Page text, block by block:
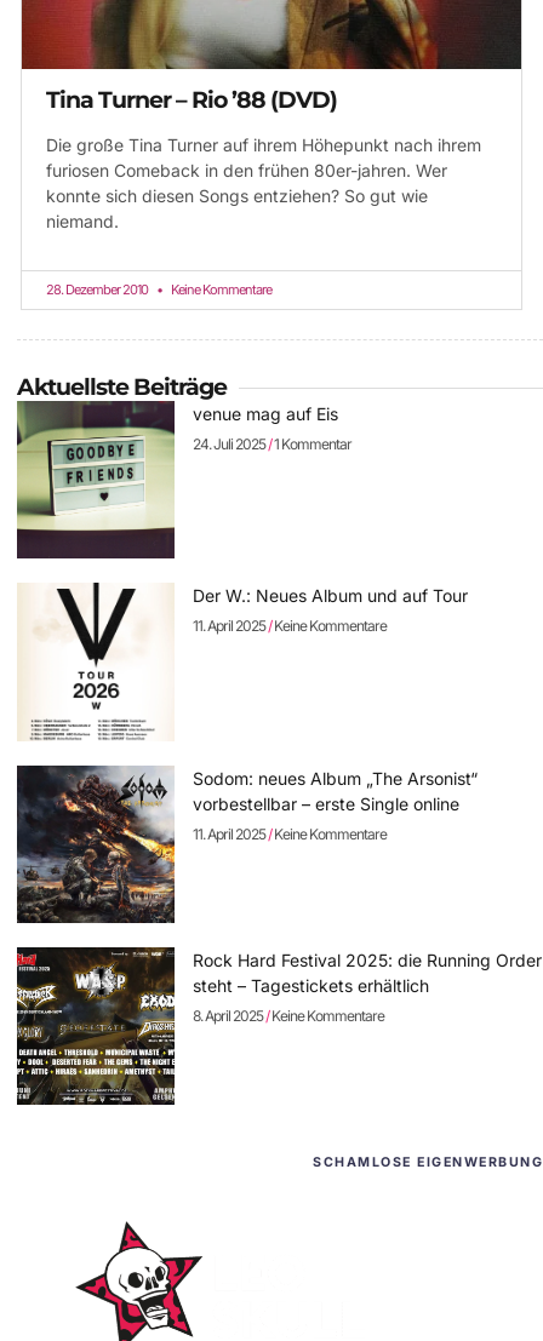
Tina Turner – Rio ’88 (DVD)
Die große Tina Turner auf ihrem Höhepunkt nach ihrem
furiosen Comeback in den frühen 80er-jahren. Wer
konnte sich diesen Songs entziehen? So gut wie
niemand.
28. Dezember 2010 Keine Kommentare
Aktuellste Beiträge
venue mag auf Eis
24. Juli 2025 1 Kommentar
Der W.: Neues Album und auf Tour
11. April 2025 Keine Kommentare
Sodom: neues Album „The Arsonist“
vorbestellbar – erste Single online
11. April 2025 Keine Kommentare
Rock Hard Festival 2025: die Running Order
steht – Tagestickets erhältlich
8. April 2025 Keine Kommentare
SCHAMLOSE EIGENWERBUNG